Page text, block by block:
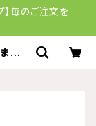
】毎のご注文を
した